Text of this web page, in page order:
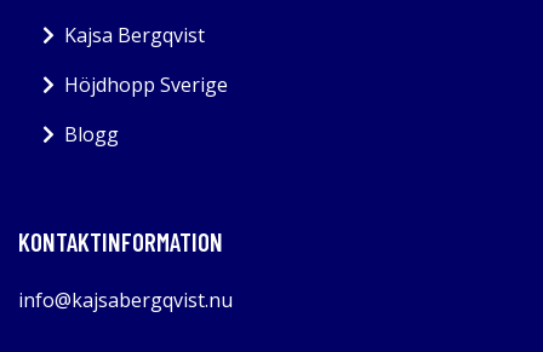
Kajsa Bergqvist
Höjdhopp Sverige
Blogg
KONTAKTINFORMATION
info@kajsabergqvist.nu